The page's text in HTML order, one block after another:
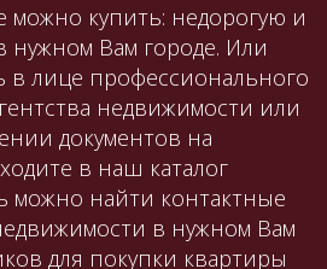
можно купить: недорогую и
нужном Вам городе. Или
лице профессионального
недвижимости или
документов на
в наш каталог
можно найти контактные
в нужном Вам
для покупки квартиры